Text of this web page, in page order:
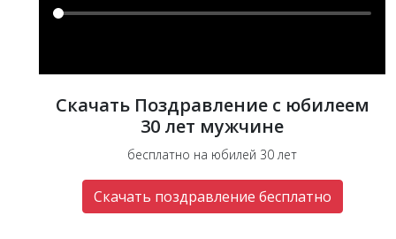
Скачать Поздравление с юбилеем
30 лет мужчине
бесплатно на юбилей 30 лет
Скачать поздравление бесплатно